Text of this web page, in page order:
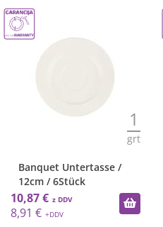
1
grt
Banquet Untertasse /
12cm / 6Stück
10,87 €
8,91 €